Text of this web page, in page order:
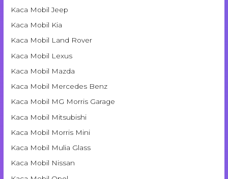
Kaca Mobil Jeep
Kaca Mobil Kia
Kaca Mobil Land Rover
Kaca Mobil Lexus
Kaca Mobil Mazda
Kaca Mobil Mercedes Benz
Kaca Mobil MG Morris Garage
Kaca Mobil Mitsubishi
Kaca Mobil Morris Mini
Kaca Mobil Mulia Glass
Kaca Mobil Nissan